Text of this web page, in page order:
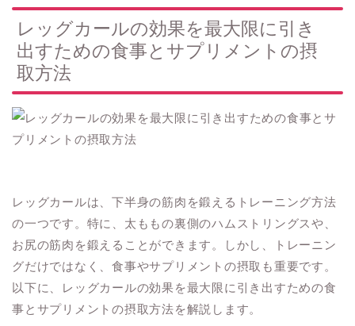
レッグカールの効果を最大限に引き
出すための食事とサプリメントの摂
取方法
レッグカールは、下半身の筋肉を鍛えるトレーニング方法
の一つです。特に、太ももの裏側のハムストリングスや、
お尻の筋肉を鍛えることができます。しかし、トレーニン
グだけではなく、食事やサプリメントの摂取も重要です。
以下に、レッグカールの効果を最大限に引き出すための食
事とサプリメントの摂取方法を解説します。